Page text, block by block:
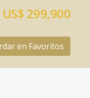
US$ 299,900
en Favoritos